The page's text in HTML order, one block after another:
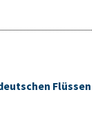
Flüssen